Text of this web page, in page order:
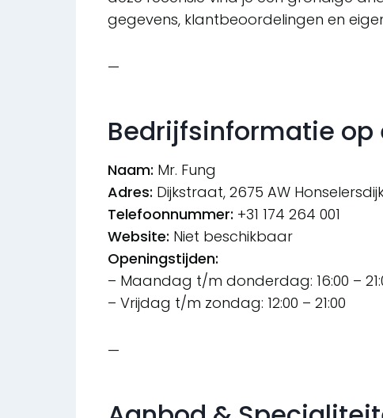
gegevens, klantbeoordelingen en
—
Bedrijfsinformatie op
Naam: Mr. Fung
Adres: Dijkstraat, 2675 AW
Telefoonnummer: +31 174 264 001
Website: Niet beschikbaar
Openingstijden:
– Maandag t/m donderdag: 16:00 –
– Vrijdag t/m zondag: 12:00 – 21:00
—